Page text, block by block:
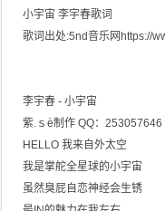
小宇宙 李宇春歌词
歌词出处:5nd音乐网https://
李宇春 - 小宇宙
紫.ｓè制作 QQ：253057646
HELLO 我来自外太空
我是掌舵全星球的小宇宙
虽然臭屁自恋神经会生锈